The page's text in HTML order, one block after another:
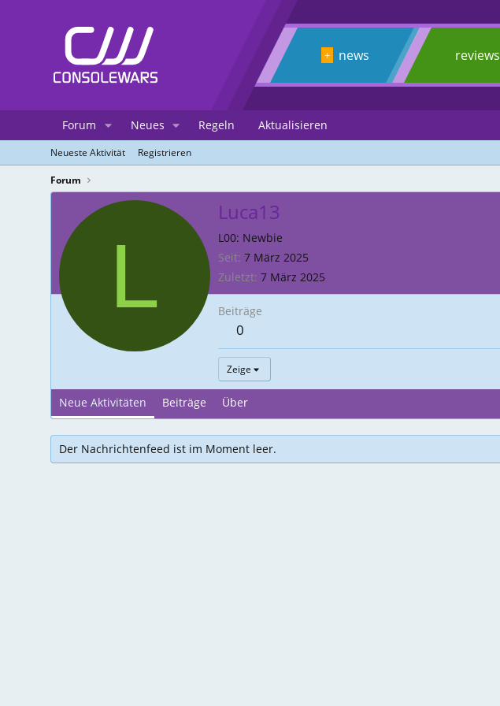
+ news reviews
Forum Neues Regeln Aktualisieren
Neueste Aktivität Registrieren
Forum
L
Luca13
L00: Newbie
Seit 7 März 2025
Zuletzt 7 März 2025
Beiträge
0
Zeige
Neue Aktivitäten Beiträge Über
Der Nachrichtenfeed ist im Moment leer.